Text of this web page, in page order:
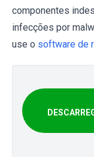
componentes
infecções por
use o software de